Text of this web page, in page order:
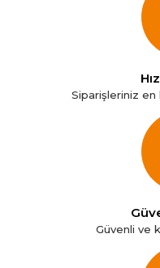
Siparişleriniz en
Güvenli ve